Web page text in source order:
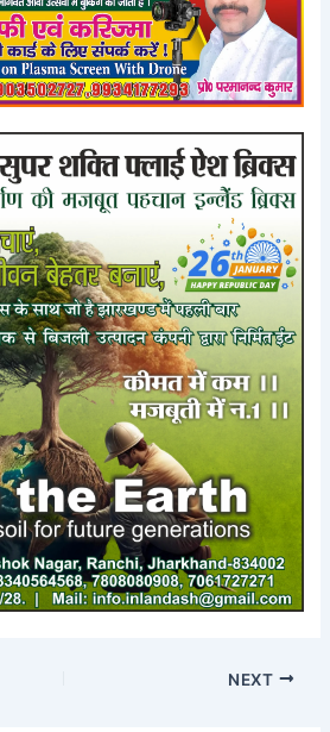
NEXT